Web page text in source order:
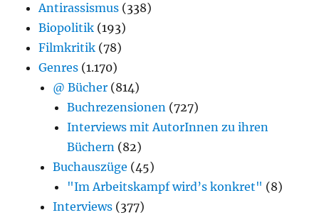
Antirassismus (338)
Biopolitik (193)
Filmkritik (78)
Genres (1.170)
@ Bücher (814)
Buchrezensionen (727)
Interviews mit AutorInnen zu ihren
Büchern (82)
Buchauszüge (45)
"Im Arbeitskampf wird’s konkret" (8)
Interviews (377)